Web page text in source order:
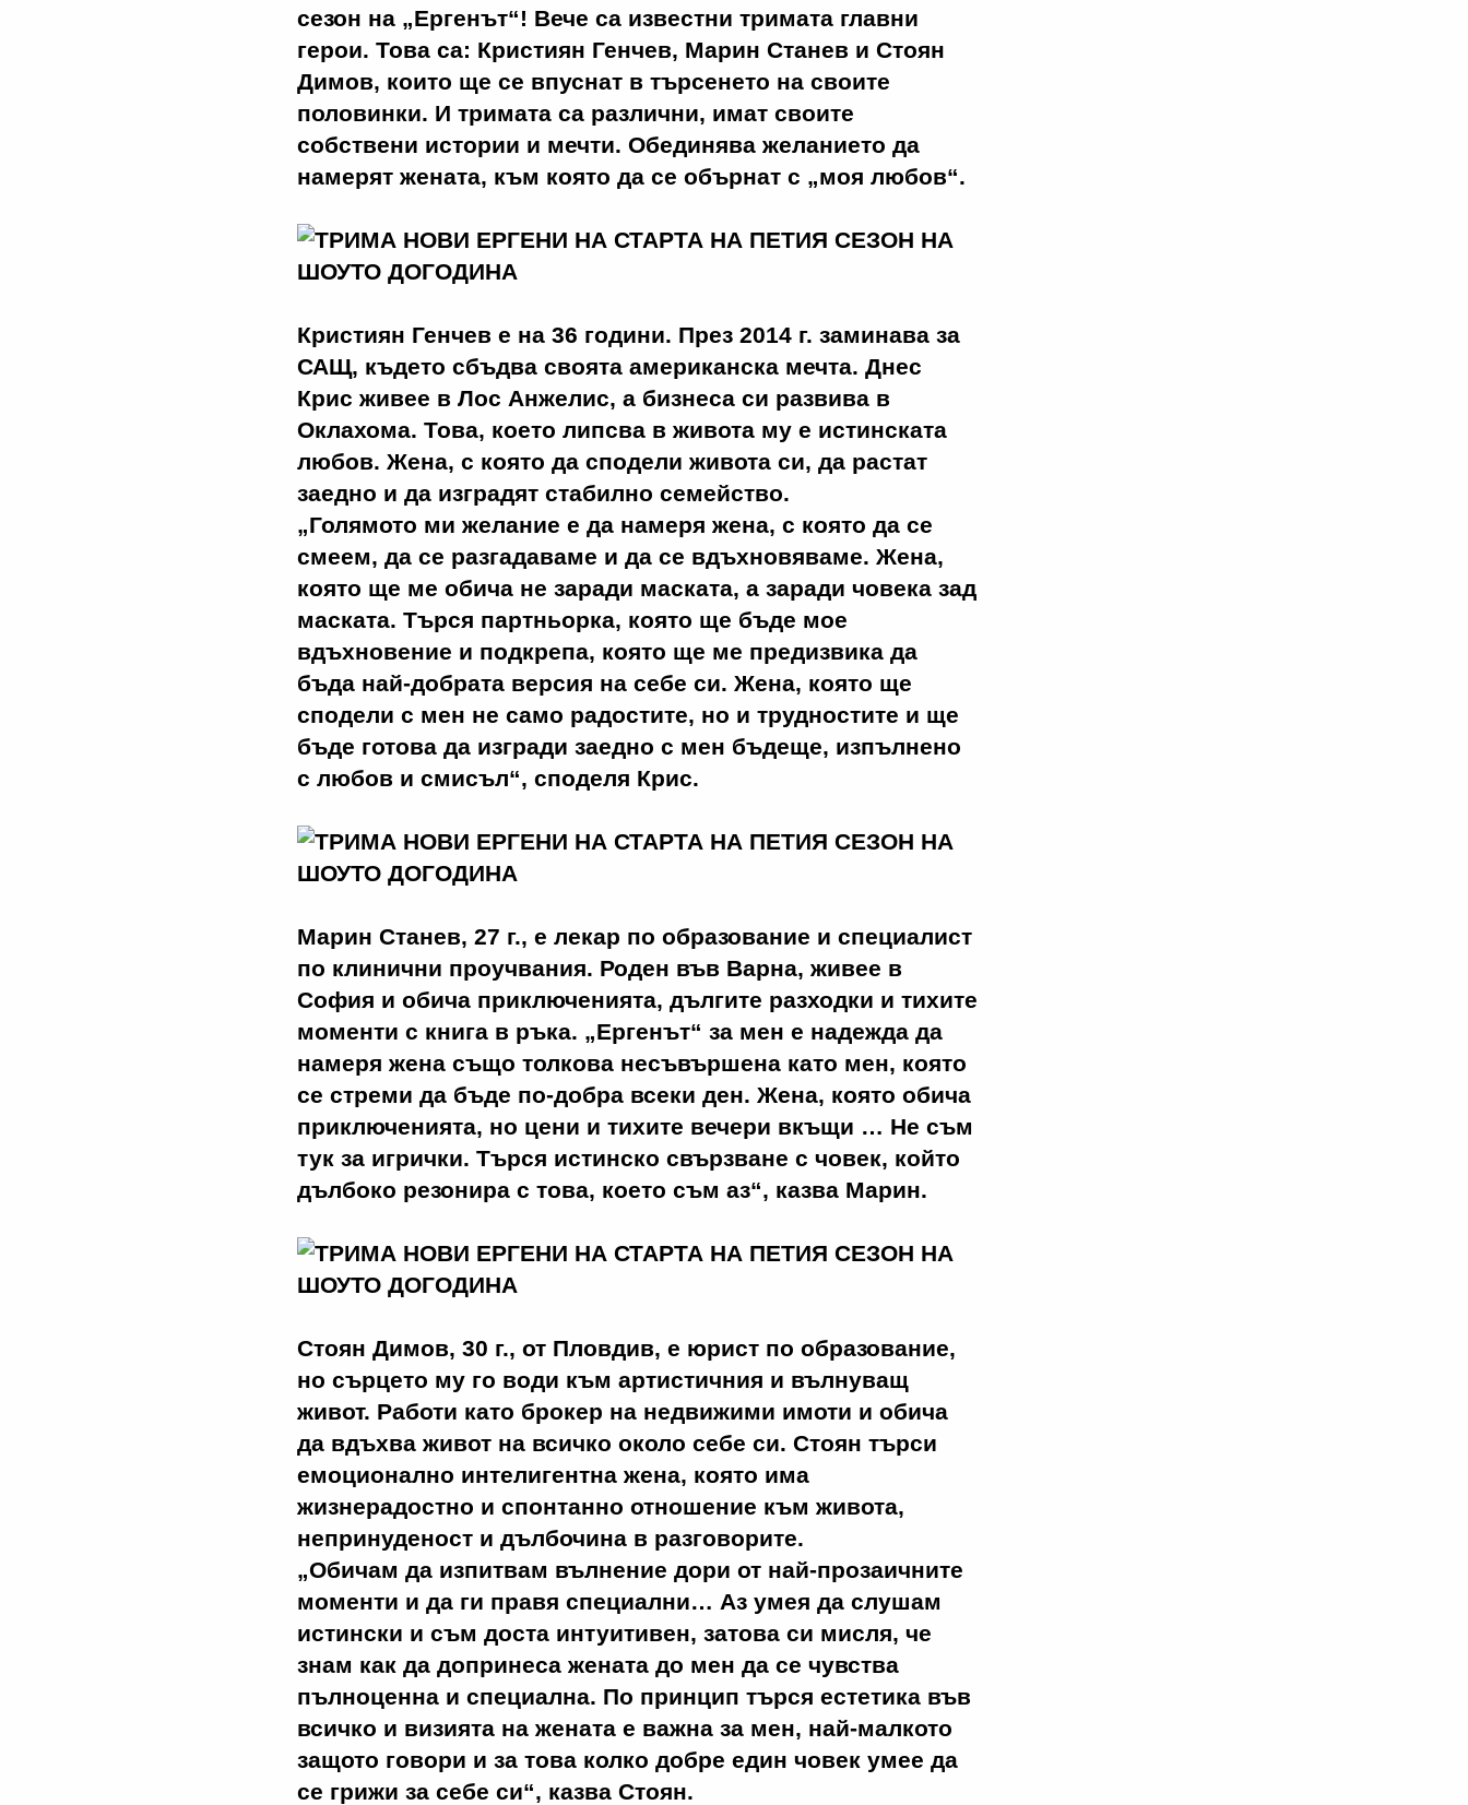
сезон на „Ергенът“! Вече са известни тримата главни
герои. Това са: Кристиян Генчев, Марин Станев и Стоян
Димов, които ще се впуснат в търсенето на своите
половинки. И тримата са различни, имат своите
собствени истории и мечти. Обединява желанието да
намерят жената, към която да се обърнат с „моя любов“.
Кристиян Генчев е на 36 години. През 2014 г. заминава за
САЩ, където сбъдва своята американска мечта. Днес
Крис живее в Лос Анжелис, а бизнеса си развива в
Оклахома. Това, което липсва в живота му е истинската
любов. Жена, с която да сподели живота си, да растат
заедно и да изградят стабилно семейство.
„Голямото ми желание е да намеря жена, с която да се
смеем, да се разгадаваме и да се вдъхновяваме. Жена,
която ще ме обича не заради маската, а заради човека зад
маската. Търся партньорка, която ще бъде мое
вдъхновение и подкрепа, която ще ме предизвика да
бъда най-добрата версия на себе си. Жена, която ще
сподели с мен не само радостите, но и трудностите и ще
бъде готова да изгради заедно с мен бъдеще, изпълнено
с любов и смисъл“, споделя Крис.
Марин Станев, 27 г., е лекар по образование и специалист
по клинични проучвания. Роден във Варна, живее в
София и обича приключенията, дългите разходки и тихите
моменти с книга в ръка. „Ергенът“ за мен е надежда да
намеря жена също толкова несъвършена като мен, която
се стреми да бъде по-добра всеки ден. Жена, която обича
приключенията, но цени и тихите вечери вкъщи … Не съм
тук за игрички. Търся истинско свързване с човек, който
дълбоко резонира с това, което съм аз“, казва Марин.
Стоян Димов, 30 г., от Пловдив, е юрист по образование,
но сърцето му го води към артистичния и вълнуващ
живот. Работи като брокер на недвижими имоти и обича
да вдъхва живот на всичко около себе си. Стоян търси
емоционално интелигентна жена, която има
жизнерадостно и спонтанно отношение към живота,
непринуденост и дълбочина в разговорите.
„Обичам да изпитвам вълнение дори от най-прозаичните
моменти и да ги правя специални… Аз умея да слушам
истински и съм доста интуитивен, затова си мисля, че
знам как да допринеса жената до мен да се чувства
пълноценна и специална. По принцип търся естетика във
всичко и визията на жената е важна за мен, най-малкото
защото говори и за това колко добре един човек умее да
се грижи за себе си“, казва Стоян.